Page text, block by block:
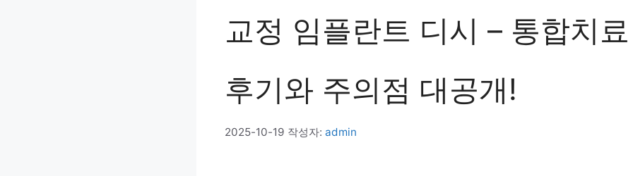
교정 임플란트 디시 – 통합치
후기와 주의점 대공개!
2025-10-19 작성자: admin